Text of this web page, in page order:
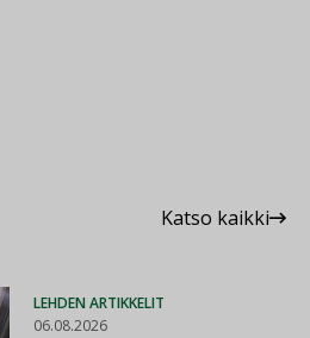
Katso kaikki
LEHDEN ARTIKKELIT
06.08.2026